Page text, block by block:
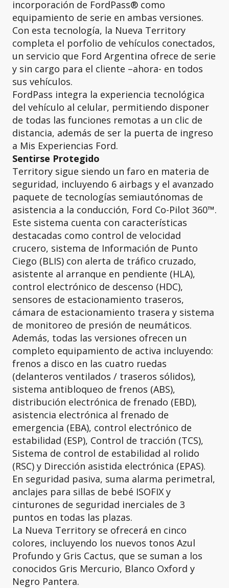
incorporación de FordPass® como
equipamiento de serie en ambas versiones.
Con esta tecnología, la Nueva Territory
completa el porfolio de vehículos conectados,
un servicio que Ford Argentina ofrece de serie
y sin cargo para el cliente –ahora- en todos
sus vehículos.
FordPass integra la experiencia tecnológica
del vehículo al celular, permitiendo disponer
de todas las funciones remotas a un clic de
distancia, además de ser la puerta de ingreso
a Mis Experiencias Ford.
Sentirse Protegido
Territory sigue siendo un faro en materia de
seguridad, incluyendo 6 airbags y el avanzado
paquete de tecnologías semiautónomas de
asistencia a la conducción, Ford Co-Pilot 360™.
Este sistema cuenta con características
destacadas como control de velocidad
crucero, sistema de Información de Punto
Ciego (BLIS) con alerta de tráfico cruzado,
asistente al arranque en pendiente (HLA),
control electrónico de descenso (HDC),
sensores de estacionamiento traseros,
cámara de estacionamiento trasera y sistema
de monitoreo de presión de neumáticos.
Además, todas las versiones ofrecen un
completo equipamiento de activa incluyendo:
frenos a disco en las cuatro ruedas
(delanteros ventilados / traseros sólidos),
sistema antibloqueo de frenos (ABS),
distribución electrónica de frenado (EBD),
asistencia electrónica al frenado de
emergencia (EBA), control electrónico de
estabilidad (ESP), Control de tracción (TCS),
Sistema de control de estabilidad al rolido
(RSC) y Dirección asistida electrónica (EPAS).
En seguridad pasiva, suma alarma perimetral,
anclajes para sillas de bebé ISOFIX y
cinturones de seguridad inerciales de 3
puntos en todas las plazas.
La Nueva Territory se ofrecerá en cinco
colores, incluyendo los nuevos tonos Azul
Profundo y Gris Cactus, que se suman a los
conocidos Gris Mercurio, Blanco Oxford y
Negro Pantera.